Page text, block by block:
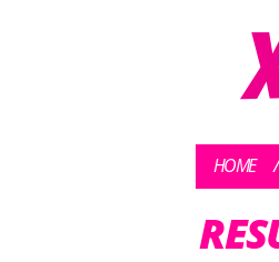
HOME